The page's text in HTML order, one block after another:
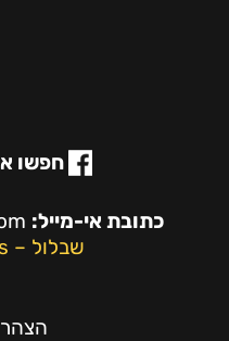
חפשו
כתובת אי-מייל:
שבלול – my business